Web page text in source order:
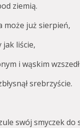
ziemią.
może już sierpień,
jak liście,
i wąskim
srebrzyście.
swój smyczek do